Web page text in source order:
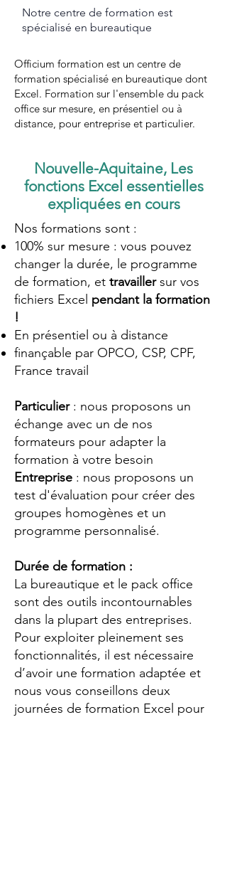
Notre centre de formation est
spécialisé en bureautique ​​​
Officium formation est un centre de
formation spécialisé en bureautique dont
Excel. Formation sur l'ensemble du pack
office sur mesure, en présentiel ou à
distance, pour entreprise et particulier.
Nouvelle-Aquitaine, Les
fonctions Excel essentielles
expliquées en cours
Nos formations sont :
100% sur mesure : vous pouvez
changer la durée, le programme
de formation, et travaillersur vos
fichiers Excel pendant la formation
!
En présentiel ou à distance
finançable par OPCO, CSP, CPF,
France travail
Particulier : nous proposons un
échange avec un de nos
formateurs pour adapter la
formation à votre besoin
Entreprise : nous proposons un
test d'évaluation pour créer des
groupes homogènes et un
programme personnalisé.
Durée de formation :
La bureautique et le pack office
sont des outils incontournables
dans la plupart des entreprises.
Pour exploiter pleinement ses
fonctionnalités, il est nécessaire
d’avoir une formation adaptée et
nous vous conseillons deux
journées de formation Excel pour